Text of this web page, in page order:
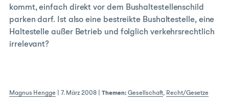
kommt, einfach direkt vor dem Bushaltestellenschild
parken darf. Ist also eine bestreikte Bushaltestelle, eine
Haltestelle außer Betrieb und folglich verkehrsrechtlich
irrelevant?
Magnus Hengge| 7. März 2008| Themen: Gesellschaft, Recht/Gesetze